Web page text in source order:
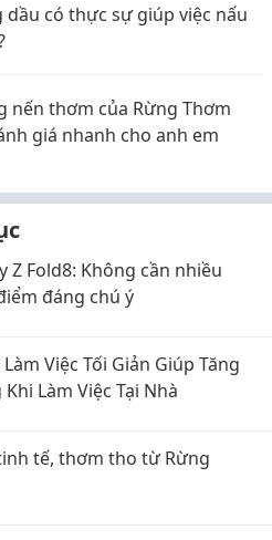
dầu có thực sự giúp việc nấu
nến thơm của Rừng Thơm
giá nhanh cho anh em
Z Fold8: Không cần nhiều
đáng chú ý
Việc Tối Giản Giúp Tăng
Làm Việc Tại Nhà
tế, thơm tho từ Rừng